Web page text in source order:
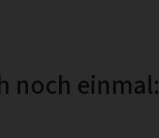
noch einmal: